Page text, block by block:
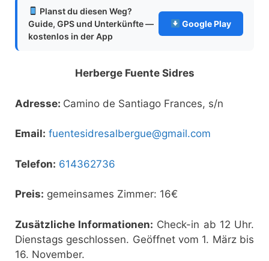
Planst du diesen Weg?
Guide, GPS und Unterkünfte —
kostenlos in der App
Google Play
Herberge Fuente Sidres
Adresse: Camino de Santiago Frances, s/n
Email: fuentesidresalbergue@gmail.com
Telefon: 614362736
Preis: gemeinsames Zimmer: 16€
Zusätzliche Informationen: Check-in ab 12 Uhr.
Dienstags geschlossen. Geöffnet vom 1. März bis
16. November.